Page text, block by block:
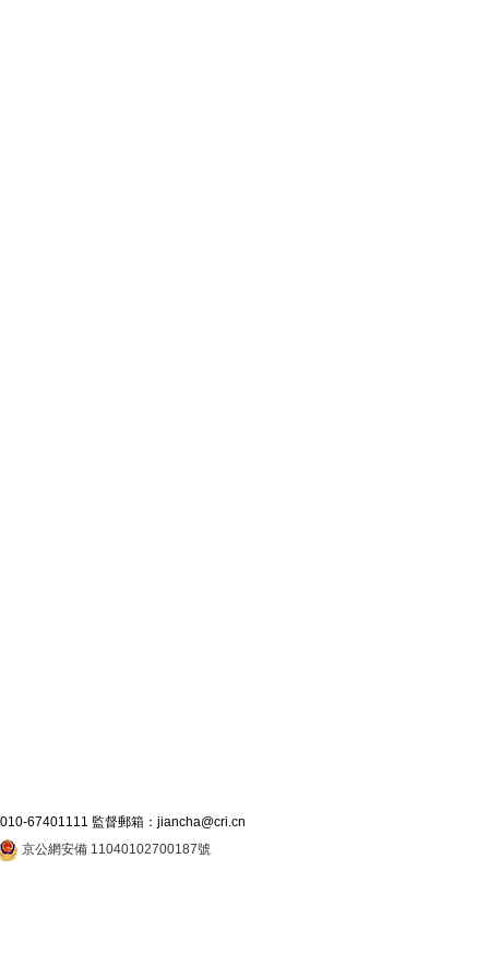
67401111 監督郵箱：jiancha@cri.cn
京公網安備 11040102700187號